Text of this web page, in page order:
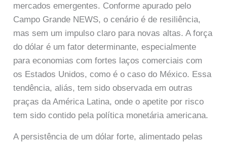
mercados emergentes. Conforme apurado pelo
Campo Grande NEWS, o cenário é de resiliência,
mas sem um impulso claro para novas altas. A força
do dólar é um fator determinante, especialmente
para economias com fortes laços comerciais com
os Estados Unidos, como é o caso do México. Essa
tendência, aliás, tem sido observada em outras
praças da América Latina, onde o apetite por risco
tem sido contido pela política monetária americana.
A persistência de um dólar forte, alimentado pelas